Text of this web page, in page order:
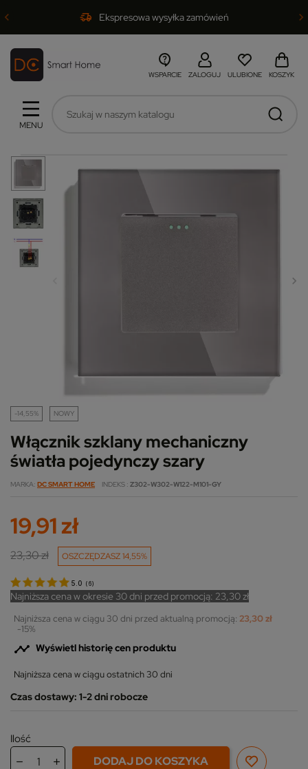
Ekspresowa wysyłka zamówień
MENU
WSPARCIE ZALOGUJ ULUBIONE KOSZYK
-14,55% NOWY
Włącznik szklany mechaniczny
światła pojedynczy szary
MARKA DC SMART HOME INDEKS Z302-W302-W122-M101-GY
19,91 zł
23,30 zł OSZCZĘDZASZ 14,55%
5.0 ( 6)
Najniższa cena w okresie 30 dni przed promocją: 23,30 zł
Najniższa cena w ciągu 30 dni przed aktualną promocją: 23,30 zł
-15%
 Wyświetl historię cen produktu
Najniższa cena w ciągu ostatnich 30 dni
Czas dostawy: 1-2 dni robocze
Ilość
DODAJ DO KOSZYKA